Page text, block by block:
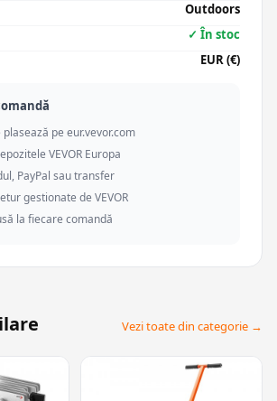
Outdoors
✓ În stoc
EUR (€)
pe eur.vevor.com
VEVOR Europa
PayPal sau transfer
gestionate de VEVOR
la fiecare comandă
Vezi toate din categorie →